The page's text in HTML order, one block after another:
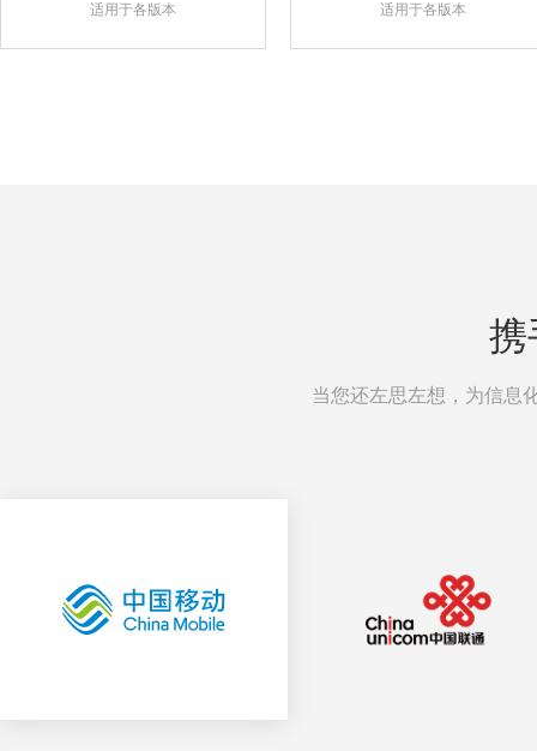
适用于各版本 适用于各版本
携
当您还左思左想，为信息